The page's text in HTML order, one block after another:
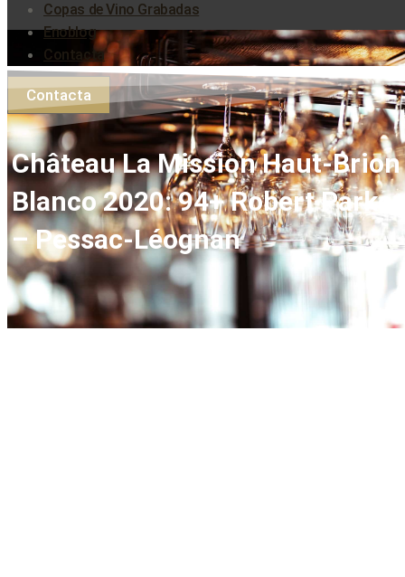
Copas de Vino Grabadas
Enoblog
Contacta
Contacta
Château La Mission Haut-Brion
Blanco 2020: 94+ Robert Parker
– Pessac-Léognan